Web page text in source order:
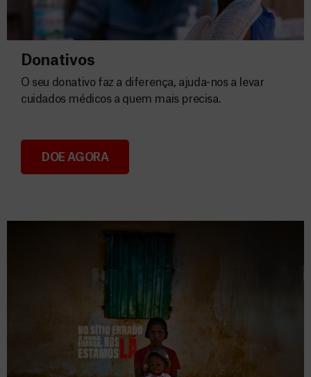
Donativos
Donativos
O seu donativo faz a diferença, ajuda-nos a levar
cuidados médicos a quem mais precisa.
DOE AGORA